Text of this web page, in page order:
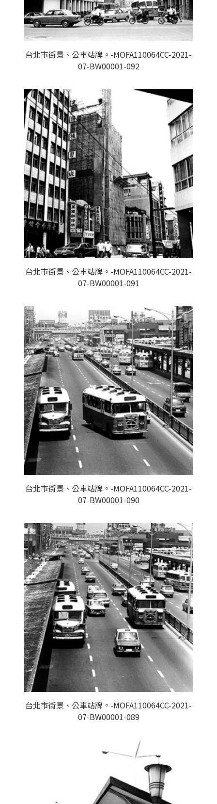
台北市街景、公車站牌。-MOFA110064CC-2021-
07-BW00001-092
台北市街景、公車站牌。-MOFA110064CC-2021-
07-BW00001-091
台北市街景、公車站牌。-MOFA110064CC-2021-
07-BW00001-090
台北市街景、公車站牌。-MOFA110064CC-2021-
07-BW00001-089